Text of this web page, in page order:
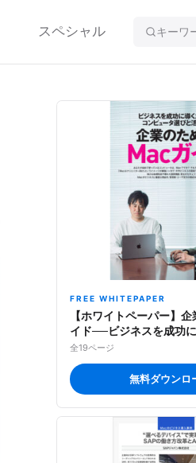
スペシャル
FREE WHITEPAPER
【ホワイトペーパー】
イド──ビジネスを成功
タ選びと活用法
全19ページ
無料ダウンロ